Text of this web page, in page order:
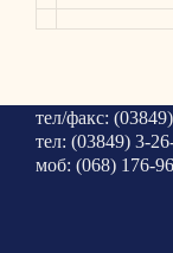
тел/факс:
тел: (03849) 3-
моб: (068) 176-